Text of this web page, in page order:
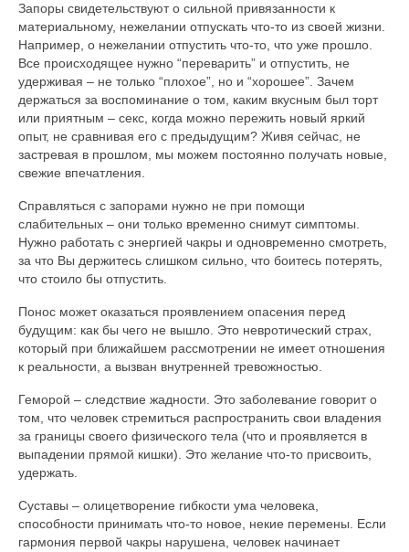
Запоры свидетельствуют о сильной привязанности к
материальному, нежелании отпускать что-то из своей жизни.
Например, о нежелании отпустить что-то, что уже прошло.
Все происходящее нужно “переварить” и отпустить, не
удерживая – не только “плохое”, но и “хорошее”. Зачем
держаться за воспоминание о том, каким вкусным был торт
или приятным – секс, когда можно пережить новый яркий
опыт, не сравнивая его с предыдущим? Живя сейчас, не
застревая в прошлом, мы можем постоянно получать новые,
свежие впечатления.
Справляться с запорами нужно не при помощи
слабительных – они только временно снимут симптомы.
Нужно работать с энергией чакры и одновременно смотреть,
за что Вы держитесь слишком сильно, что боитесь потерять,
что стоило бы отпустить.
Понос может оказаться проявлением опасения перед
будущим: как бы чего не вышло. Это невротический страх,
который при ближайшем рассмотрении не имеет отношения
к реальности, а вызван внутренней тревожностью.
Геморой – следствие жадности. Это заболевание говорит о
том, что человек стремиться распространить свои владения
за границы своего физического тела (что и проявляется в
выпадении прямой кишки). Это желание что-то присвоить,
удержать.
Суставы – олицетворение гибкости ума человека,
способности принимать что-то новое, некие перемены. Если
гармония первой чакры нарушена, человек начинает